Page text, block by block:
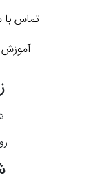
تماس با
آموزش